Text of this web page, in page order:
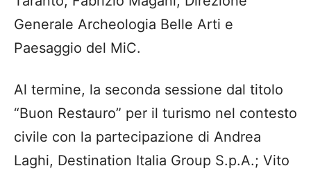
Generale Archeologia Belle Arti e
Paesaggio del MiC.
Al termine, la seconda sessione dal titolo
“Buon Restauro” per il turismo nel contesto
civile con la partecipazione di Andrea
Laghi, Destination Italia Group S.p.A.; Vito